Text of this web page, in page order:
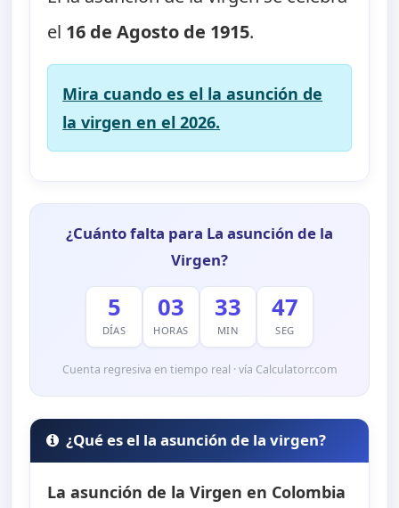
el 16 de Agosto de 1915.
Mira cuando es el la asunción de
la virgen en el 2026.
¿Cuánto falta para La asunción de la
Virgen?
5
DÍAS
03
HORAS
33
MIN
46
SEG
Cuenta regresiva en tiempo real · vía Calculatorr.com
¿Qué es el la asunción de la virgen?
La asunción de la Virgen en Colombia